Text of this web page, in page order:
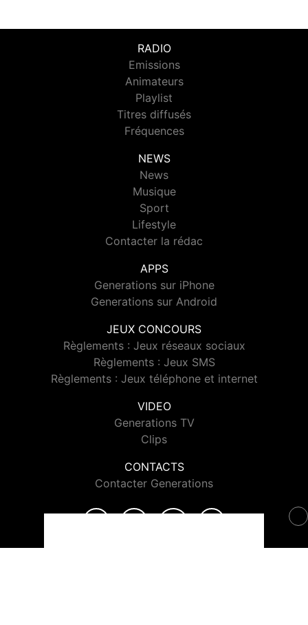
RADIO
Emissions
Animateurs
Playlist
Titres diffusés
Fréquences
NEWS
News
Musique
Sport
Lifestyle
Contacter la rédac
APPS
Generations sur iPhone
Generations sur Android
JEUX CONCOURS
Règlements : Jeux réseaux sociaux
Règlements : Jeux SMS
Règlements : Jeux téléphone et internet
VIDEO
Generations TV
Clips
CONTACTS
Contacter Generations